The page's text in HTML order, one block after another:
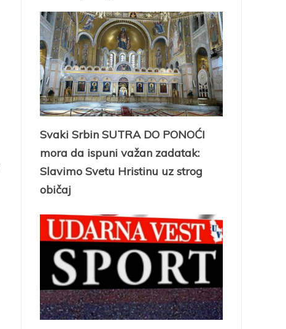
Svaki Srbin SUTRA DO PONOĆI
mora da ispuni važan zadatak:
Slavimo Svetu Hristinu uz strog
običaj